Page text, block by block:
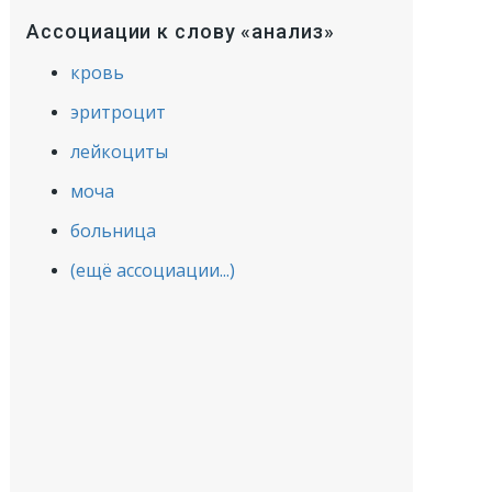
Ассоциации к слову «анализ»
кровь
эритроцит
лейкоциты
моча
больница
(ещё ассоциации...)